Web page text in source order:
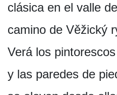
clásica en el valle
camino de Věžický
Verá los
y las paredes de